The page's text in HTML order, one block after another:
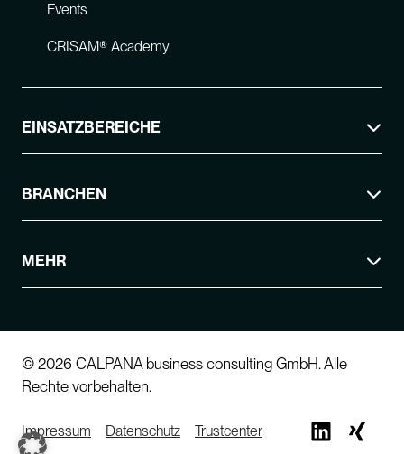
Events
CRISAM® Academy
EINSATZBEREICHE
BRANCHEN
MEHR
© 2026 CALPANA business consulting GmbH. Alle
Rechte vorbehalten.
Impressum Datenschutz Trustcenter